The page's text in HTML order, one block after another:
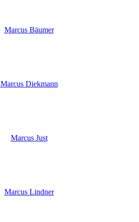
Marcus Bäumer
Marcus Diekmann
Marcus Just
Marcus Lindner